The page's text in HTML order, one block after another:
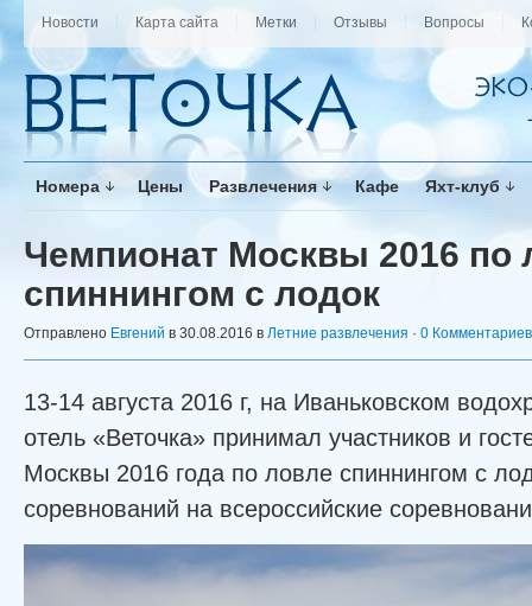
Новости Карта сайта Метки Отзывы Вопросы
Номера Цены Развлечения Кафе Яхт-клуб
Чемпионат Москвы 2016
спиннингом с лодок
Отправлено Евгений в 30.08.2016 в Летние развлечения · 0 Комментариев
13-14 августа 2016 г, на Иваньковском
отель «Веточка» принимал участников и
Москвы 2016 года по ловле спиннингом с
соревнований на всероссийские